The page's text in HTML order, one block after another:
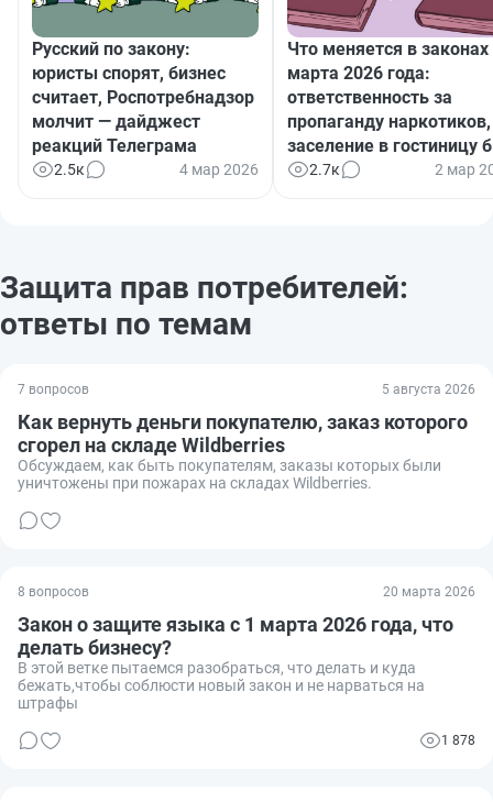
Русский по закону:
юристы спорят, бизнес
считает, Роспотребнадзор
молчит — дайджест
реакций Телеграма
2.5к 4 мар 2026
Что меняется в законах
марта 2026 года:
ответственность за
пропаганду наркотиков,
заселение в гостиницу
бумажного паспорта,
2.7к 2 мар
Защита прав потребителей:
ответы по темам
7 вопросов 5 августа 2026
Как вернуть деньги покупателю, заказ которого
сгорел на складе Wildberries
Обсуждаем, как быть покупателям, заказы которых были
уничтожены при пожарах на складах Wildberries.
8 вопросов 20 марта 2026
Закон о защите языка с 1 марта 2026 года, что
делать бизнесу?
В этой ветке пытаемся разобраться, что делать и куда
бежать,чтобы соблюсти новый закон и не нарваться на
штрафы
1 878